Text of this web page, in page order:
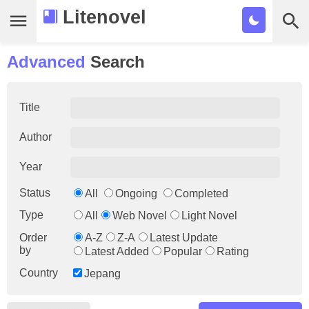
Litenovel
Daftar Novel
Cari
Advanced Search
Title
Author
Year
Status All Ongoing
Completed
Type
All Web Novel
Light Novel
Order
by
A-Z Z-A
Latest Update
Latest Added
Popular
Rating
Country
Jepang